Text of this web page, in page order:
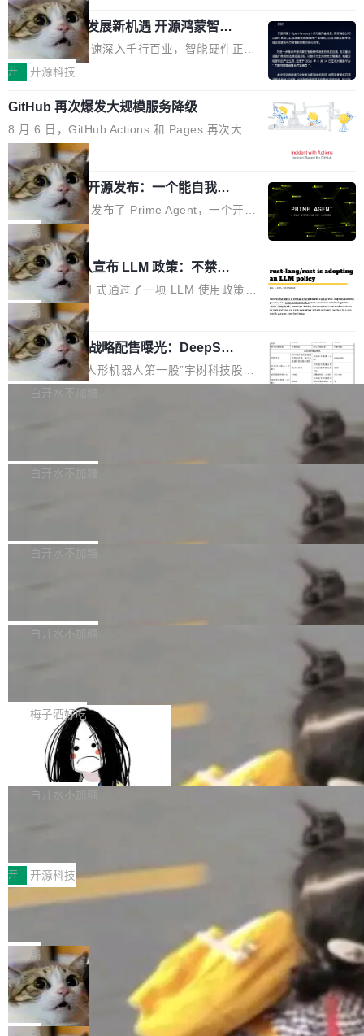
者最近的载体,在整个品牌营销层面的权重显著变
高了。全域营销服务商的竞争正在从规模转向深
度,案例厚度、全域覆盖、多线协同...
「我不认为这些会议上大部分论文都在过度宣传
或造假。问题是，作为读者，如果你筛选出那些
看起来最令人兴奋的论文，那它们大部分都是过
度宣传的。」 这才是真正的痛点。不是所有论文
都有问题，是最吸引眼球的那批论文最有问题。
他引用的帖子来自 Mathew Shen，一位 ICLR 2
026 的读者：「看了篇 ...
Pham 的一条推文。Hieu Pham 是谁？他是 xAI
的早期工程师之一，在 Grok 训练基础设施团队
工作过。近日他在 X 上发了一条帖子，列出了他
认为现代 AI 领域最重要的三个开源项目。 第一
理由很具体。FA 系列不需要解释，但 FA2 是他
认为最重要的一个——复杂度恰到好处，刚好能
驱动你去学 CuTe，但还没被那些"邪恶的" Hopp
er++ 优化所淹没，足够容易修改和适配。 更关
键的是 FA2 的持久性...
共商智能硬件发展新机遇 开源鸿蒙智能
硬件开发者日杭州站即将举行
随着万物智联加速深入千行百业，智能硬件正从
单点设备迈向智能化、网联化、协同化发展。作
鸿蒙通过统一技术底座和分布式能力，为不同类
型智能设备的开发、连接与互联提供关键支撑，
也为产业链企业探索产品创新与商业增长打开新
的空间。 8月14日，开源鸿蒙智能硬件开发者日
（OHDD：OpenHarmony Hardware Develope
r Day）将在杭州启航。活动面向智能硬件产业
链企业和开发者，邀请行业专家与资深技术顾
问，围绕开源鸿蒙技术能力、设备适配、芯片适
配、功耗与稳定性调优、兼容性测评及统一互联
等内容展开系统讲解和实战交流，帮助企业进一
步了解开源鸿蒙在智能...
开 开源科技
GitHub 再次爆发大规模服务降级
8 月 6 日，GitHub Actions 和 Pages 再次大规
模服务降级，Actions 完全不可用超过 5 小时，
webhook 停发，连自托管 runner 也因调度层故
障无法工作。Pages、Copilot code review、C
opilot coding agent 全部受影响。从检测到完全
恢复，大约 12 小时。 这是 2026 年 8 月的第六
起事故，其中四起与 AI/Copilot 服务相关。 Git
Hub 员工 kdaigle 在 HN 讨论中贴出了一组数
据：2025 年全年 10 亿次 commit。现在，每周
2.75 亿次，全年预计 140 亿次。GitHub...
局
Prime Agent 开源发布：一个能自我改
进的编程 Agent，ARC-AGI 3 超越人类
专家基线
Prime Intellect 发布了 Prime Agent，一个开源
的编程 Agent Harness，核心设计围绕两个抽
象：Recursive Language Model（RLM）和 C
ontinual Harness。在 ARC-AGI 3 基准测试
上，Prime Agent + Opus 5 的组合达到了 95.
5% RHAE Best@1，超过了 ARC 报告的人类专
家基线 95.4%。 不是又一个 coding agent 包装
器 Prime Agent 的架构和市面上大多数 coding
agent 有本质区别。大多数 agent harness 的设
计是基于早期模型的能力—...
局
Rust 项目团队宣布 LLM 政策：不禁
止，但你要承认哪些代码不是你写的
Rust 语言项目正式通过了一项 LLM 使用政策，
覆盖 rust-lang/rust 单一仓库的代码贡献。这不
是项目级别的官方立场，目前由五个团队采纳，
但它可能是主流开源项目中关于 AI 辅助贡献最
细致的一份规则。 政策的核心只有一句话：LLM
可以用来分析、提炼、审阅、建议，但不能用来
不得生成涉及安全性的关键变更，除非作者本身
局
宇树科技 IPO 战略配售曝光：DeepSe
ek 获配 93.3 万股，锁定 36 个月
8月6日晚间，“人形机器人第一股”宇树科技股份
有限公司披露IPO发行价格及战略配售结果，杭
36个月。 公告显示，本次宇树科技战略配售对
员工参与设立的专项资产管理计划。其中，Dee
获配9...
白开水不加糖
Bug fixes and enhancements 修复多次传递同
一个回归问题，该问题导致拉取镜像时会拒绝包
题，该问题可能导致在旧版 Linux 内核...
白开水不加糖
e 孵化器项目管理委员会（IPMC）投票中获得
P）！这一里程碑不仅标志着 Fluss 迈入新的发
白开水不加糖
长期停止内容更新，未能实现其作为“AI版维基百
提交的编辑请求也长期处于待处理状态。 Groki
pedia 于去年底上线，定位为由人工智能生成内
容的百科平台，被马斯克视为传统众包百科网站
维基百科的替代方案。Lawfare 调查发现，无论
热门页面还是低关注度页面，均未出现近期更
白开水不加糖
是这样的：配 MessageSource 的 Bean、写 R
eloadableResourceBundleMessageSource、
声明 LocaleResolver、注册 LocaleChangeInt
erceptor…五六步之后才能看到第一行翻译文
本。 Solon 换了个方式。整个 i18n 模块围绕三
梅子酒好吃
Apache Doris 4.1 全面增强 Iceberg：
支持 UPDATE、MERGE INTO 与 Iceb
erg V3
Apache Doris 4.1 要补齐的，正是缺失的那一
半。在已有查询能力的基础上，Doris 进一步支
常维护操作，并完整支持 Iceberg V3 格式。
白开水不加糖
村国家自主创新示范区会议中心开幕。本届大会
由中关村智联软件服务业质量创新联盟主办，以
“智构可信·质创未来——AI原生时代的质量新范
式”为主题，直面AI从实验室走向规模化产业落地
的核心质量命题。会上，《2026智能研发生产力
工具选型手册》发布，Testin云测的Testin XAge
nt智能测试系统入选AI测试领域代表产品。对CI
O而言，这提示了一个转变：AI测试正在从效率
工具升级为企业的质量基础设施。 CIO面对的新
开 开源科技
让非法状态不可表示：一篇关于 ADT
有一种东西，一旦用过就回不去了。Alex Fedos
eev 管它叫"软件设计的基石"。 他说的东西不新
鲜——代数数据类型（ADT），尤其是和类型
（sum type）。但他说清楚了一件事：这不是类
型系统的学术体操，是日常编码的思维方式。 文
章从一个简单的例子切入。一个网站的深色主题
局
Cloudflare 开源内部企业 AI 平台 Clou
dflare OS
Cloudflare 发布了一个开源项目 Cloudflare O
S。如果你只看官方博客，你会觉得这是又一